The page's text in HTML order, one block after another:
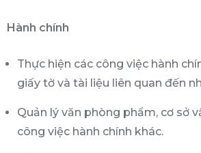
Hành chính
Thực hiện các công việc hành
giấy tờ và tài liệu liên quan đến
Quản lý văn phòng phẩm, cơ sở
công việc hành chính khác.